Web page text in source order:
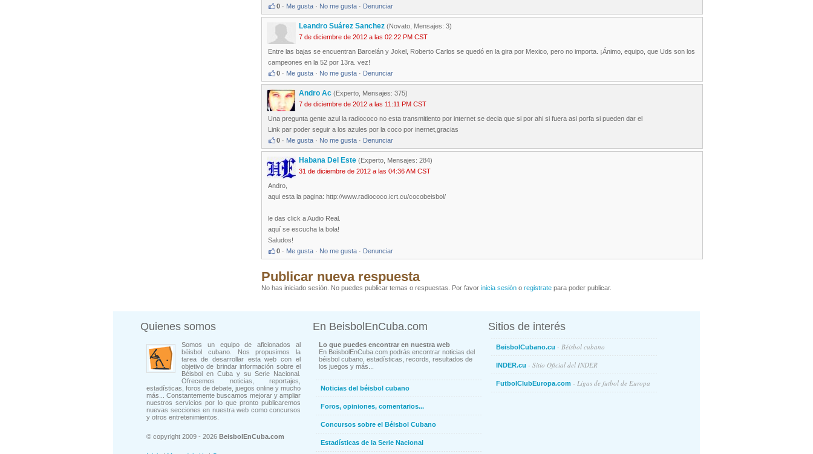
0 · Me gusta · No me gusta · Denunciar
Leandro Suárez Sanchez (Novato, Mensajes: 3)
7 de diciembre de 2012 a las 02:22 PM CST
Entre las bajas se encuentran Barcelán y Jokel, Roberto Carlos se quedó en la gira por Mexico, pero no importa. ¡Ánimo, equipo, que Uds son los
campeones en la 52 por 13ra. vez!
0 · Me gusta · No me gusta · Denunciar
Andro Ac (Experto, Mensajes: 375)
7 de diciembre de 2012 a las 11:11 PM CST
Una pregunta gente azul la radiococo no esta transmitiento por internet se decia que si por ahi si fuera asi porfa si pueden dar el
Link par poder seguir a los azules por la coco por inernet,gracias
0 · Me gusta · No me gusta · Denunciar
Habana Del Este (Experto, Mensajes: 284)
31 de diciembre de 2012 a las 04:36 AM CST
Andro,
aqui esta la pagina: http://www.radiococo.icrt.cu/cocobeisbol/
le das click a Audio Real.
aquí se escucha la bola!
Saludos!
0 · Me gusta · No me gusta · Denunciar
Publicar nueva respuesta
No has iniciado sesión. No puedes publicar temas o respuestas. Por favor inicia sesión o registrate para poder publicar.
Quienes somos
Somos un equipo de aficionados al
béisbol cubano. Nos propusimos la
tarea de desarrollar esta web con el
objetivo de brindar información sobre el
Béisbol en Cuba y su Serie Nacional.
Ofrecemos noticias, reportajes,
estadísticas, foros de debate, juegos online y mucho
más... Constantemente buscamos mejorar y ampliar
nuestros servicios por lo que pronto publicaremos
nuevas secciones en nuestra web como concursos
y otros entretenimientos.
© copyright 2009 - 2026 BeisbolEnCuba.com
En BeisbolEnCuba.com
Lo que puedes encontrar en nuestra web
En BeisbolEnCuba.com podrás encontrar noticias del
béisbol cubano, estadísticas, records, resultados de
los juegos y más...
Noticias del béisbol cubano
Foros, opiniones, comentarios...
Concursos sobre el Béisbol Cubano
Estadísticas de la Serie Nacional
Sitios de interés
BeisbolCubano.cu - Béisbol cubano
INDER.cu - Sitio Oficial del INDER
FutbolClubEuropa.com - Ligas de futbol de Europa